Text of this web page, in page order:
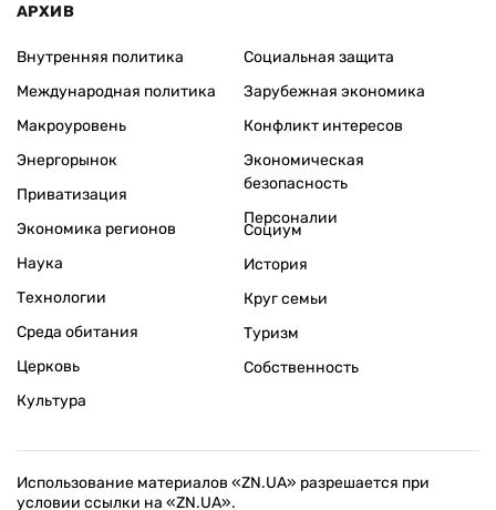
АРХИВ
Внутренняя политика
Международная политика
Макроуровень
Энергорынок
Приватизация
Экономика регионов
Социальная защита
Зарубежная экономика
Конфликт интересов
Экономическая
безопасность
Персоналии
Наука
Технологии
Среда обитания
Церковь
Культура
Социум
История
Круг семьи
Туризм
Собственность
Использование материалов «ZN.UA» разрешается при
условии ссылки на «ZN.UA».